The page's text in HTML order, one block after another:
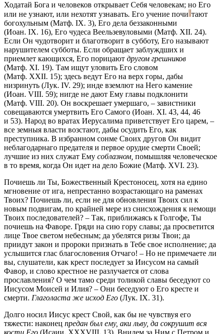
Ходатай Бога и человеков открывает Себя человекам; но Его
или не узнают, или нехотят узнавать. Его учение почи тают
богохульным (Матф. IX. 3), Его дела беззаконными
(Иоан. IX. 16), Его чудеса Веельзевуловыми (Матф. XII. 24).
Если Он чудотворит и благотворит в субботу, Его называют
нарушителем субботы. Если обращает заблуждших и
приемлет кающихся, Его порицают другом грешников
(Матф. XI. 19). Там ищут уловить Его словом
(Матф. XXII. 15); здесь ведут Его на верх горы, дабы
низринуть (Лук. IV. 29); инде вземлют на Него камение
(Иоан. VIII. 59); нигде не дают Ему главы подклонити
(Матф. VIII. 20). Он воскрешает умершаго, – завистники
совещаваются умертвить Его Самого (Иоан. XI. 43, 44, 46
и 53). Народ во вратах Иерусалима приветствует Его царем, –
все земныя власти возстают, дабы осудить Его, как
преступника. В избранном сонме Своих другов Он видит
неблагодарнаго предателя и первое орудие смерти Своей;
лучшие из них служат Ему соблазном, помышляя человеческое
в то время, когда Он идет на дело Божие (Матф. XVI. 23).
Почиешь ли Ты, Божественный Крестоносец, хотя на едино
мгновение от ига, непрестанно возрастающаго на раменах
Твоих? Почиешь ли, если не для обновления Твоих сил к
новым подвигам, по крайней мере из снисхождения к немощи
Твоих последователей? – Так, приближаясь к Голгофе, Ты
почиешь на Фаворе. Гряди на сию гору славы; да просветится
лице Твое светом небесным; да убелятся ризы Твои; да
приидут закон и пророки признать в Тебе свое исполнение; да
услышится глас благословения Отчаго! – Но не примечаете ли
вы, слушатели, как крест последует за Иисусом на самый
Фавор, и слово крестное не разлучается от слова
прославления? О чем тамо среди толикой славы беседуют со
Иисусом Моисей и Илия? – Они беседуют о Его кресте и
смерти. Глаголаста же исход Его (Лук. IX. 31).
Долго носил Иисус крест Свой, как бы не чувствуя его
тяжести: наконец предан был ему, аки льву, да сокрушит вся
кости Его (Исаии. XXXVIII. 13). Внидем за Ним с Петром и